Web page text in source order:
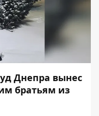
Днепра вынес
братьям из